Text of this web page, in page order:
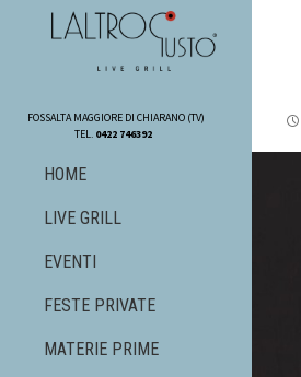
FOSSALTA MAGGIORE DI CHIARANO (TV)
TEL. 0422 746392
HOME
LIVE GRILL
EVENTI
FESTE PRIVATE
MATERIE PRIME